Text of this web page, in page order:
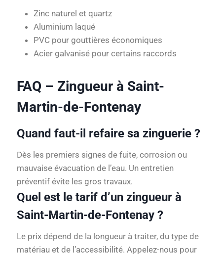
Zinc naturel et quartz
Aluminium laqué
PVC pour gouttières économiques
Acier galvanisé pour certains raccords
FAQ – Zingueur à Saint-
Martin-de-Fontenay
Quand faut-il refaire sa zinguerie ?
Dès les premiers signes de fuite, corrosion ou
mauvaise évacuation de l’eau. Un entretien
préventif évite les gros travaux.
Quel est le tarif d’un zingueur à
Saint-Martin-de-Fontenay ?
Le prix dépend de la longueur à traiter, du type de
matériau et de l’accessibilité. Appelez-nous pour